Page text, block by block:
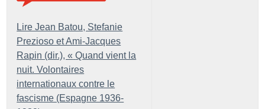
Lire Jean Batou, Stefanie
Prezioso et Ami-Jacques
Rapin (dir.), « Quand vient la
nuit. Volontaires
internationaux contre le
fascisme (Espagne 1936-